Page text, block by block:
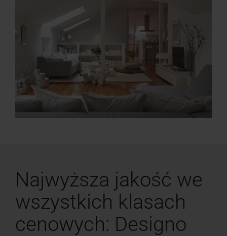
Najwyższa jakość we
wszystkich klasach
cenowych: Designo